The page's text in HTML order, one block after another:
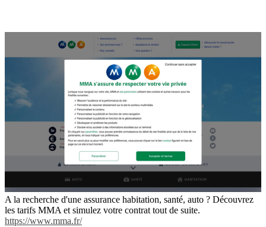
A la recherche d'une assurance habitation, santé, auto ? Découvrez
les tarifs MMA et simulez votre contrat tout de suite.
https://www.mma.fr/